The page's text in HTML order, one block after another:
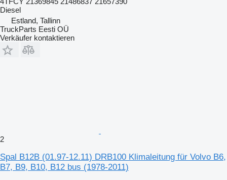
Diesel
Estland, Tallinn
TruckParts Eesti OÜ
Verkäufer kontaktieren
2
Spal B12B (01.97-12.11) DRB100 Klimaleitung für Volvo B6,
B7, B9, B10, B12 bus (1978-2011)